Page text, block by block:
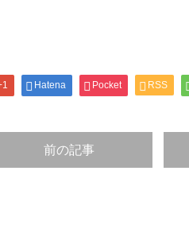
Hatena Pocket RSS
前の記事